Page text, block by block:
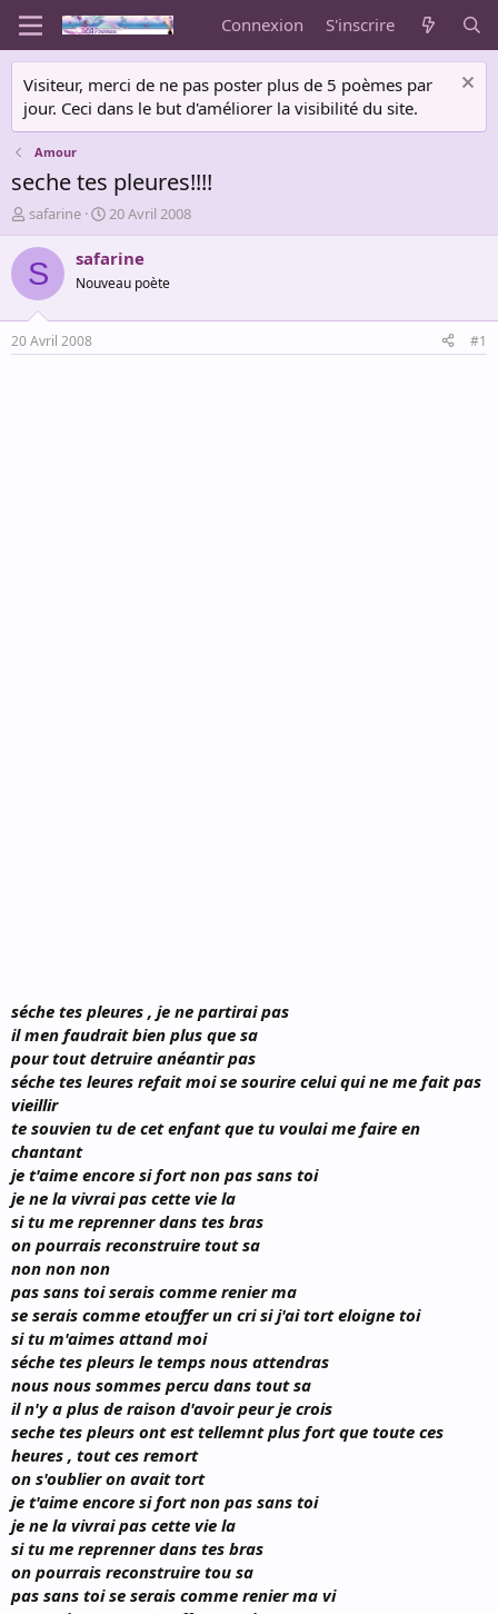
Connexion S'inscrire
Visiteur, merci de ne pas poster plus de 5 poèmes par
jour. Ceci dans le but d'améliorer la visibilité du site.
Amour
seche tes pleures!!!!
A
u
t
e
r
d
e
safarine
D
a
t
d
é
20 Avril 2008
S safarine
Nouveau poète
20 Avril 2008 #1
séche tes pleures , je ne partirai pas
il men faudrait bien plus que sa
pour tout detruire anéantir pas
séche tes leures refait moi se sourire celui qui ne me fait pas
vieillir
te souvien tu de cet enfant que tu voulai me faire en
chantant
je t'aime encore si fort non pas sans toi
je ne la vivrai pas cette vie la
si tu me reprenner dans tes bras
on pourrais reconstruire tout sa
non non non
pas sans toi serais comme renier ma
se serais comme etouffer un cri si j'ai tort eloigne toi
si tu m'aimes attand moi
séche tes pleurs le temps nous attendras
nous nous sommes percu dans tout sa
il n'y a plus de raison d'avoir peur je crois
seche tes pleurs ont est tellemnt plus fort que toute ces
heures , tout ces remort
on s'oublier on avait tort
je t'aime encore si fort non pas sans toi
je ne la vivrai pas cette vie la
si tu me reprenner dans tes bras
on pourrais reconstruire tou sa
pas sans toi se serais comme renier ma vi